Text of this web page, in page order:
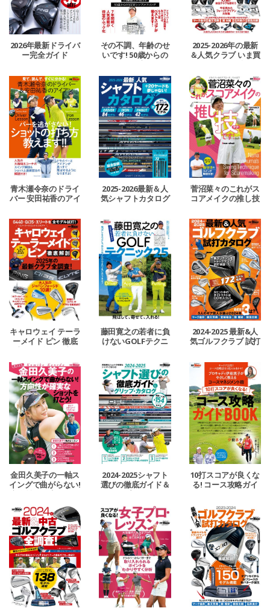
2026年最新ドライバ
ー完全ガイド
その不調、年齢のせ
いです! 50歳からの
スイング見直しLESS
ON
2025-2026年の最新
＆人気クラブ いま買
イヤーズガイド
青木瀬令奈のドライ
バー 安田祐香のアイ
い! ショットの打ち
方教えます
2025-2026最新＆人
気シャフトカタログ
菅沼菜々のこれがス
コアメイクの推し技
キャロウェイ テーラ
ーメイド ピン 徹底
解剖 2025年の最新ク
ラブ全調査！
藤田寛之の若者に負
けないGOLFテクニ
2024-2025 最新&人
気ゴルフクラブ 試打
金田久美子の一軸ス
イングで曲がらない!
方向性が確実なショ
ットを打とう!
2024-2025シャフト
選びの徹底ガイド＆
グリップ・カタログ
10打スコアが良くな
る! コース攻略ガイ